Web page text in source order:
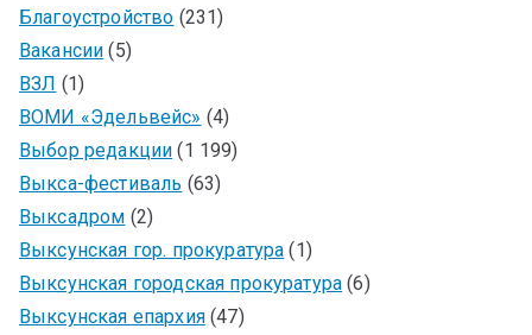
Благоустройство (231)
Вакансии (5)
ВЗЛ (1)
ВОМИ «Эдельвейс» (4)
Выбор редакции (1 199)
Выкса-фестиваль (63)
Выксадром (2)
Выксунская гор. прокуратура (1)
Выксунская городская прокуратура (6)
Выксунская епархия(47)